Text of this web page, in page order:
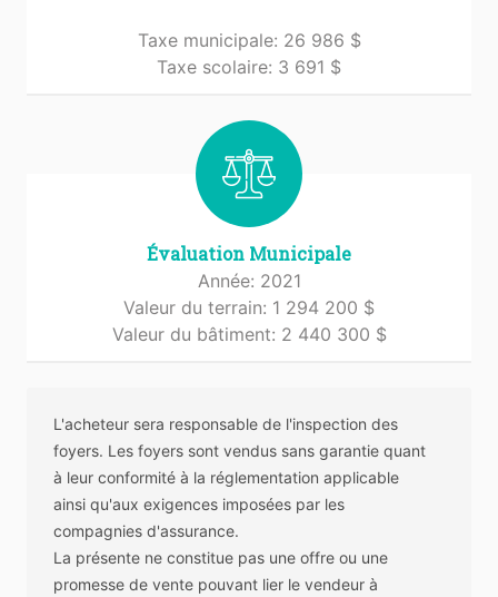
Taxe municipale: 26 986 $
Taxe scolaire: 3 691 $
Évaluation Municipale
Année: 2021
Valeur du terrain: 1 294 200 $
Valeur du bâtiment: 2 440 300 $
L'acheteur sera responsable de l'inspection des
foyers. Les foyers sont vendus sans garantie quant
à leur conformité à la réglementation applicable
ainsi qu'aux exigences imposées par les
compagnies d'assurance.
La présente ne constitue pas une offre ou une
promesse de vente pouvant lier le vendeur à